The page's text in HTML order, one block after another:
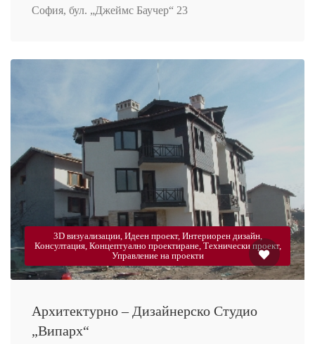
София, бул. „Джеймс Баучер“ 23
3D визуализации, Идеен проект, Интериорен дизайн,
Консултация, Концептуално проектиране, Технически проект,
Управление на проекти
Архитектурно – Дизайнерско Студио
„Випарх“